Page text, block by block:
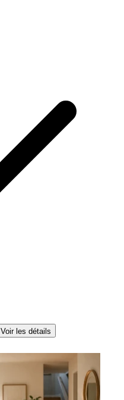
Voir les détails